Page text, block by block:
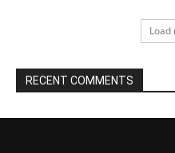
Load
RECENT COMMENTS